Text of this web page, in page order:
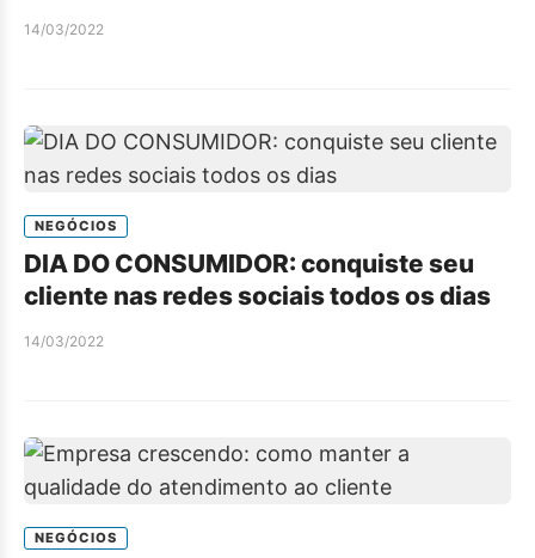
14/03/2022
NEGÓCIOS
DIA DO CONSUMIDOR: conquiste seu
cliente nas redes sociais todos os dias
14/03/2022
NEGÓCIOS